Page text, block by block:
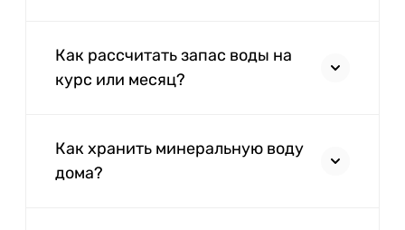
Как рассчитать запас воды на
курс или месяц?
Как хранить минеральную воду
дома?